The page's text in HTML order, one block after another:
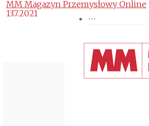
MM Magazyn Przemysłowy Online
13.7.2021